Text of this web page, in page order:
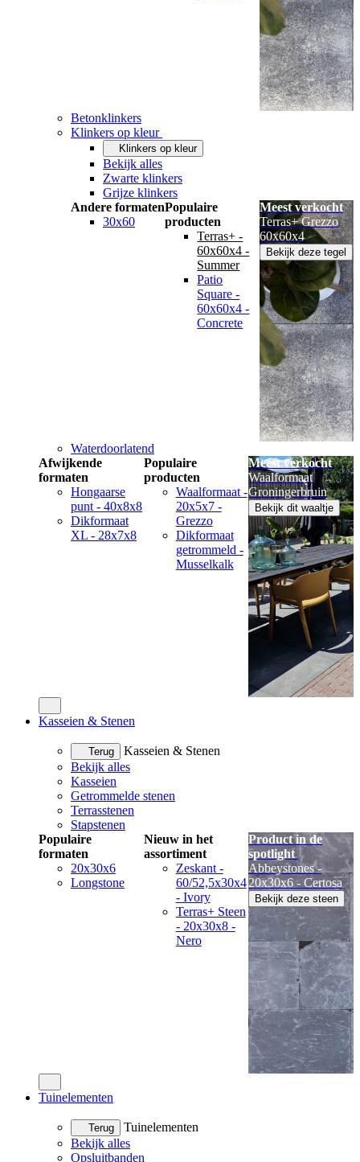
Betonklinkers
Klinkers op kleur
Klinkers op kleur
Bekijk alles
Zwarte klinkers
Grijze klinkers
Andere formaten
30x60
Populaire
producten
Terras+ -
60x60x4 -
Summer
Patio
Square -
60x60x4 -
Concrete
Meest verkocht
Terras+ Grezzo
60x60x4
Bekijk deze tegel
Waterdoorlatend
Afwijkende
formaten
Hongaarse
punt - 40x8x8
Dikformaat
XL - 28x7x8
Populaire
producten
Waalformaat -
20x5x7 -
Grezzo
Dikformaat
getrommeld -
Musselkalk
Meest verkocht
Waalformaat
Groningerbruin
Bekijk dit waaltje
Kasseien & Stenen
Terug
Kasseien & Stenen
Bekijk alles
Kasseien
Getrommelde stenen
Terrasstenen
Stapstenen
Populaire
formaten
20x30x6
Longstone
Nieuw in het
assortiment
Zeskant -
60/52,5x30x4
- Ivory
Terras+ Steen
- 20x30x8 -
Nero
Product in de
spotlight
Abbeystones -
20x30x6 - Certosa
Bekijk deze steen
Tuinelementen
Terug
Tuinelementen
Bekijk alles
Opsluitbanden